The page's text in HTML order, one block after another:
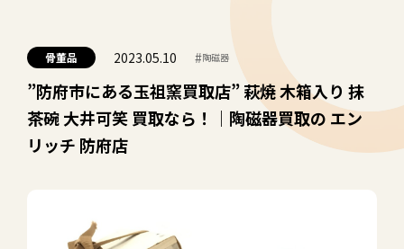
骨董品 2023.05.10 #陶磁器
”防府市にある玉祖窯買取店” 萩焼 木箱入り 抹
茶碗 大井可笑 買取なら！｜陶磁器買取の エン
リッチ 防府店